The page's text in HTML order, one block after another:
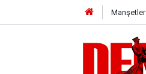
Manşetler